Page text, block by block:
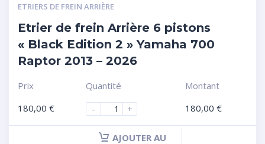
ETRIERS DE FREIN ARRIÈRE
Etrier de frein Arrière 6 pistons
« Black Edition 2 » Yamaha 700
Raptor 2013 – 2026
Prix
180,00 €
Quantité
-
+
Montant
180,00 €
AJOUTER AU